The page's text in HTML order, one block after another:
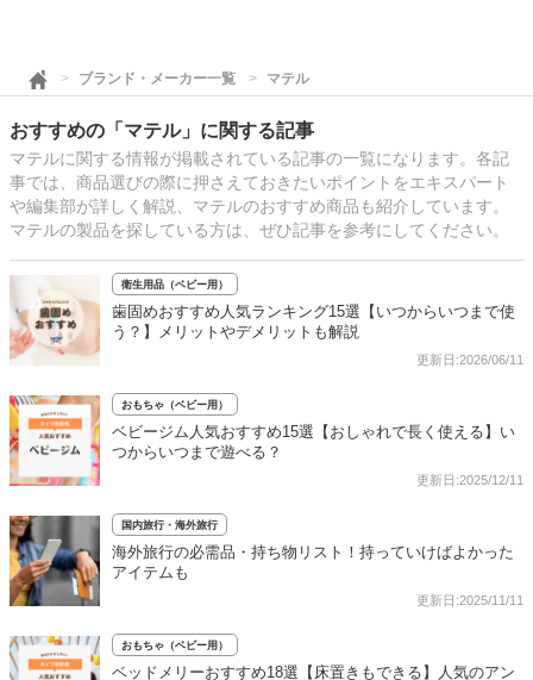
ブランド・メーカー一覧 マテル
おすすめの「マテル」に関する記事
マテルに関する情報が掲載されている記事の一覧になります。各記
事では、商品選びの際に押さえておきたいポイントをエキスパート
や編集部が詳しく解説、マテルのおすすめ商品も紹介しています。
マテルの製品を探している方は、ぜひ記事を参考にしてください。
衛生用品（ベビー用）
歯固めおすすめ人気ランキング15選【いつからいつまで使
う？】メリットやデメリットも解説
更新日:2026/06/11
おもちゃ（ベビー用）
ベビージム人気おすすめ15選【おしゃれで長く使える】い
つからいつまで遊べる？
更新日:2025/12/11
国内旅行・海外旅行
海外旅行の必需品・持ち物リスト！持っていけばよかった
アイテムも
更新日:2025/11/11
おもちゃ（ベビー用）
ベッドメリーおすすめ18選【床置きもできる】人気のアン